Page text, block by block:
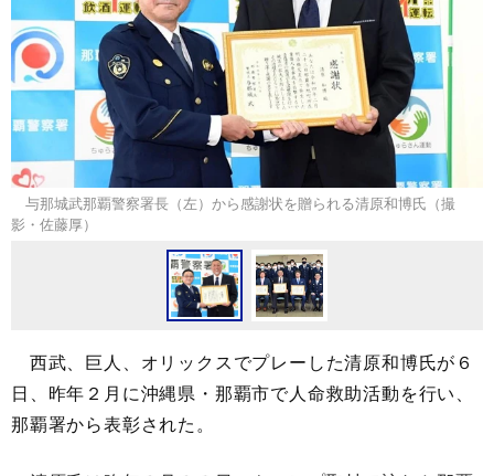
与那城武那覇警察署長（左）から感謝状を贈られる清原和博氏（撮
影・佐藤厚）
西武、巨人、オリックスでプレーした清原和博氏が６
日、昨年２月に沖縄県・那覇市で人命救助活動を行い、
那覇署から表彰された。